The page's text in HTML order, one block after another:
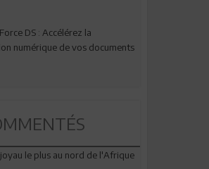
DS : Accélérez la
numérique de vos documents
le plus au nord de l'Afrique